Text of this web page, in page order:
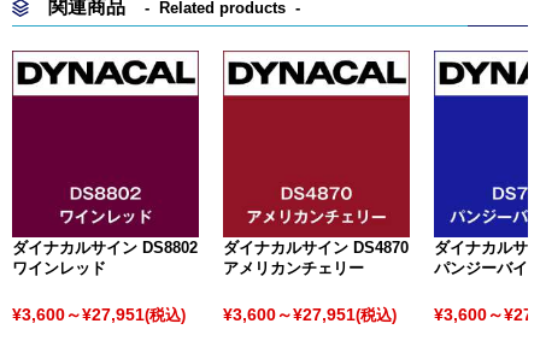
関連商品 Related products
ダイナカルサイン DS8802
ワインレッド
¥3,600～¥27,951(税込)
ダイナカルサイン DS4870
アメリカンチェリー
¥3,600～¥27,951(税込)
ダイナカルサ
パンジーバイ
¥3,600～